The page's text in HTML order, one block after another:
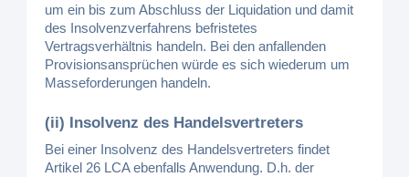
um ein bis zum Abschluss der Liquidation und damit
des Insolvenzverfahrens befristetes
Vertragsverhältnis handeln. Bei den anfallenden
Provisionsansprüchen würde es sich wiederum um
Masseforderungen handeln.
(ii) Insolvenz des Handelsvertreters
Bei einer Insolvenz des Handelsvertreters findet
Artikel 26 LCA ebenfalls Anwendung. D.h. der